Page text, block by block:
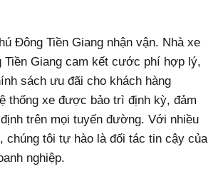
Đông Tiền Giang nhận vận. Nhà xe
Tiền Giang cam kết cước phí hợp lý,
sách ưu đãi cho khách hàng
thống xe được bảo trì định kỳ, đảm
trên mọi tuyến đường. Với nhiều
chúng tôi tự hào là đối tác tin cậy của
nghiệp.